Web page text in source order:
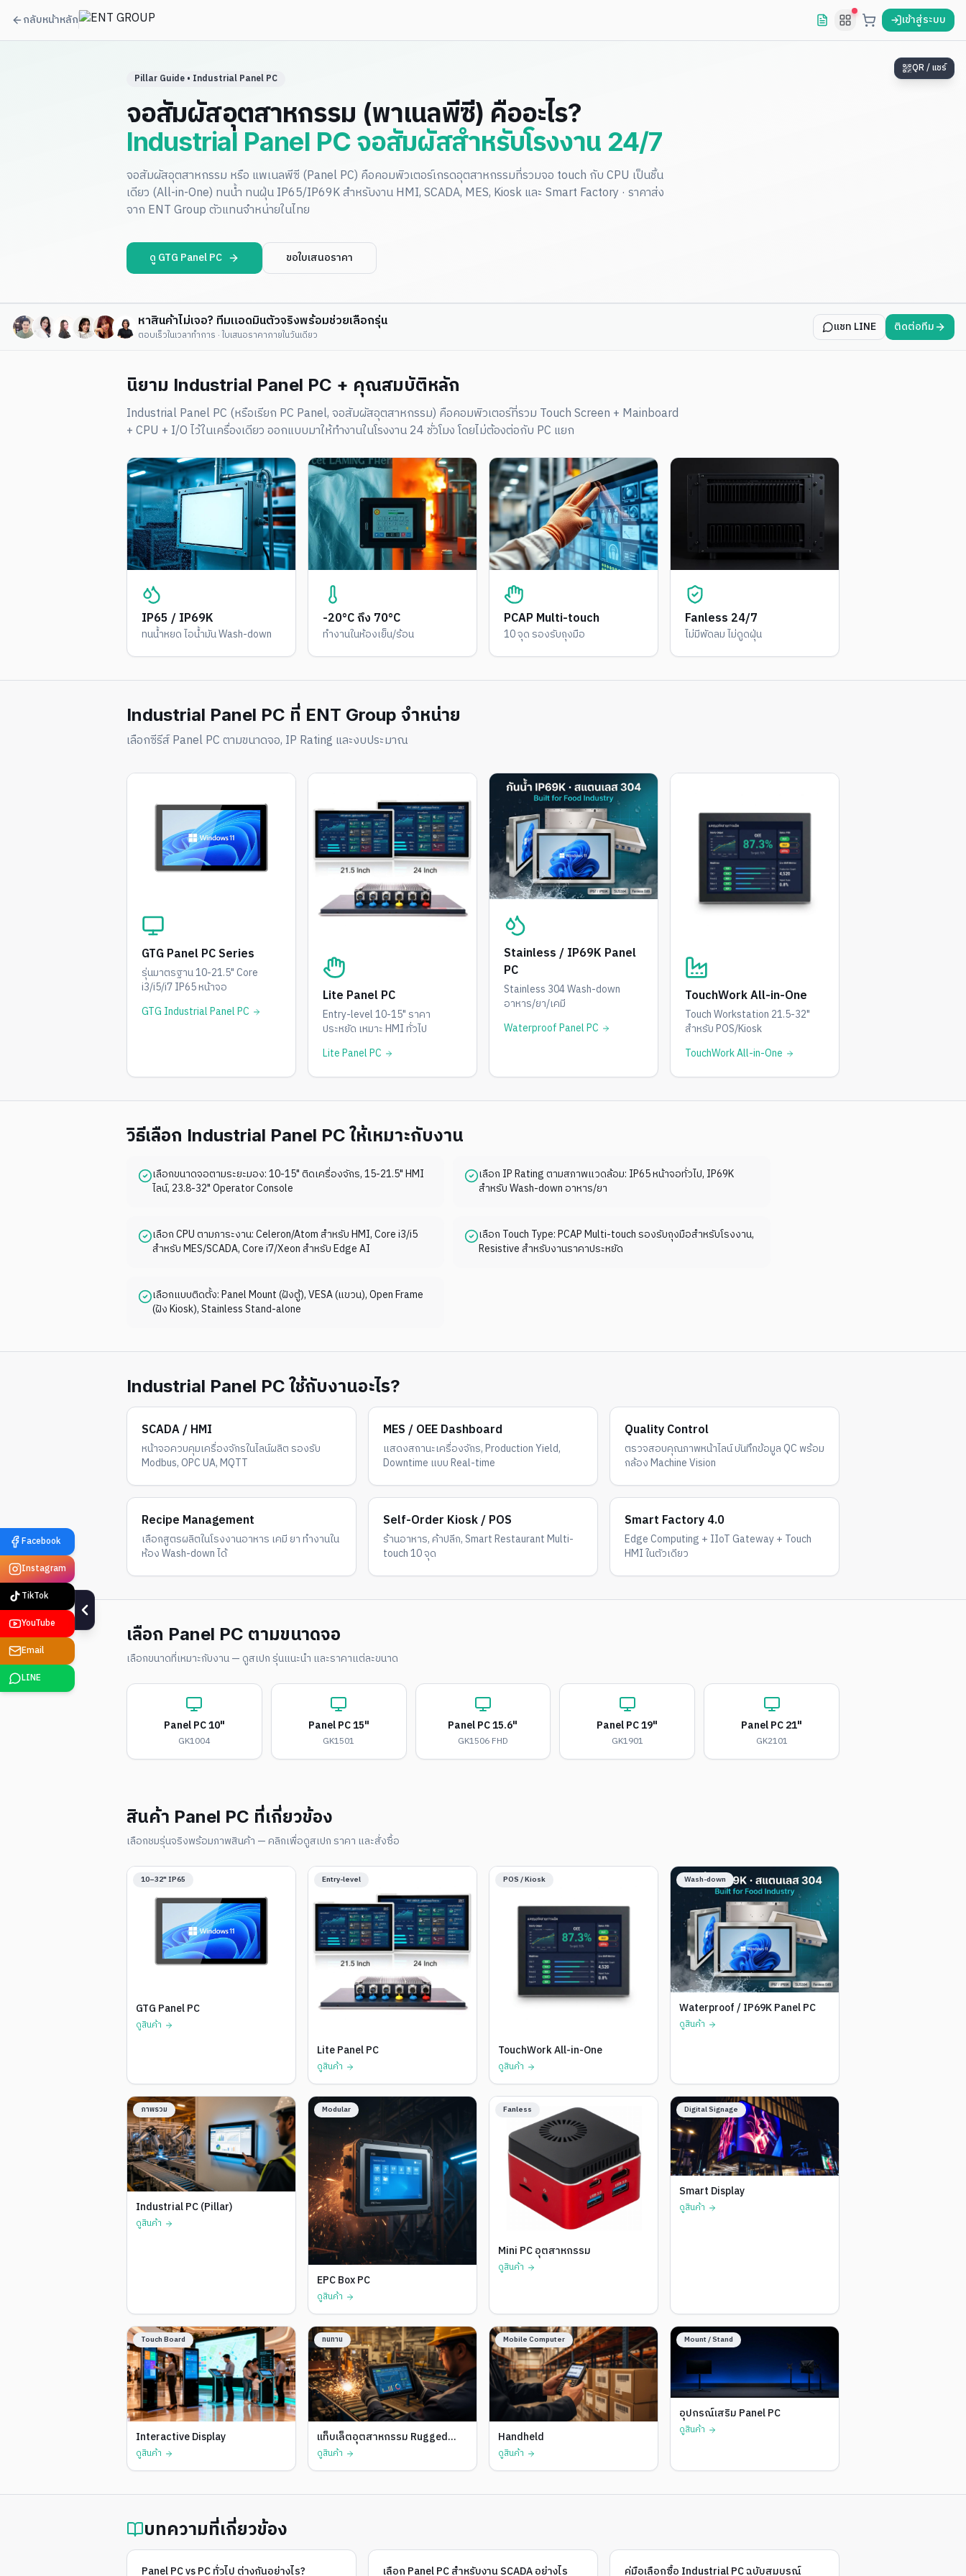
กลับหน้าหลัก เข้าสู่ระบบ
Pillar Guide • Industrial Panel PC
จอสัมผัสอุตสาหกรรม (พาเนลพีซี) คืออะไร?
Industrial Panel PC จอสัมผัสสำหรับโรงงาน 24/7
จอสัมผัสอุตสาหกรรม หรือ แพเนลพีซี (Panel PC) คือคอมพิวเตอร์เกรดอุตสาหกรรมที่รวมจอ touch กับ CPU เป็นชิ้น
เดียว (All-in-One) ทนน้ำ ทนฝุ่น IP65/IP69K สำหรับงาน HMI, SCADA, MES, Kiosk และ Smart Factory · ราคาส่ง
จาก ENT Group ตัวแทนจำหน่ายในไทย
ดู GTG Panel PC ขอใบเสนอราคา
หาสินค้าไม่เจอ? ทีมแอดมินตัวจริงพร้อมช่วยเลือกรุ่น
ตอบเร็วในเวลาทำการ · ใบเสนอราคาภายในวันเดียว
แชท LINE ติดต่อทีม
นิยาม Industrial Panel PC + คุณสมบัติหลัก
Industrial Panel PC (หรือเรียก PC Panel, จอสัมผัสอุตสาหกรรม) คือคอมพิวเตอร์ที่รวม Touch Screen + Mainboard
+ CPU + I/O ไว้ในเครื่องเดียว ออกแบบมาให้ทำงานในโรงงาน 24 ชั่วโมง โดยไม่ต้องต่อกับ PC แยก
IP65 / IP69K
ทนน้ำหยด ไอน้ำมัน Wash-down
-20°C ถึง 70°C
ทำงานในห้องเย็น/ร้อน
PCAP Multi-touch
10 จุด รองรับถุงมือ
Fanless 24/7
ไม่มีพัดลม ไม่ดูดฝุ่น
Industrial Panel PC ที่ ENT Group จำหน่าย
เลือกซีรีส์ Panel PC ตามขนาดจอ, IP Rating และงบประมาณ
GTG Panel PC Series
รุ่นมาตรฐาน 10-21.5" Core
i3/i5/i7 IP65 หน้าจอ
GTG Industrial Panel PC
Lite Panel PC
Entry-level 10-15" ราคา
ประหยัด เหมาะ HMI ทั่วไป
Lite Panel PC
Stainless / IP69K Panel
PC
Stainless 304 Wash-down
อาหาร/ยา/เคมี
Waterproof Panel PC
TouchWork All-in-One
Touch Workstation 21.5-32"
สำหรับ POS/Kiosk
TouchWork All-in-One
วิธีเลือก Industrial Panel PC ให้เหมาะกับงาน
เลือกขนาดจอตามระยะมอง: 10-15" ติดเครื่องจักร, 15-21.5" HMI
ไลน์, 23.8-32" Operator Console
เลือก IP Rating ตามสภาพแวดล้อม: IP65 หน้าจอทั่วไป, IP69K
สำหรับ Wash-down อาหาร/ยา
เลือก CPU ตามภาระงาน: Celeron/Atom สำหรับ HMI, Core i3/i5
สำหรับ MES/SCADA, Core i7/Xeon สำหรับ Edge AI
เลือก Touch Type: PCAP Multi-touch รองรับถุงมือสำหรับโรงงาน,
Resistive สำหรับงานราคาประหยัด
เลือกแบบติดตั้ง: Panel Mount (ฝังตู้), VESA (แขวน), Open Frame
(ฝัง Kiosk), Stainless Stand-alone
Industrial Panel PC ใช้กับงานอะไร?
SCADA / HMI
หน้าจอควบคุมเครื่องจักรในไลน์ผลิต รองรับ
Modbus, OPC UA, MQTT
MES / OEE Dashboard
แสดงสถานะเครื่องจักร, Production Yield,
Downtime แบบ Real-time
Quality Control
ตรวจสอบคุณภาพหน้าไลน์ บันทึกข้อมูล QC พร้อม
กล้อง Machine Vision
Recipe Management
เลือกสูตรผลิตในโรงงานอาหาร เคมี ยา ทำงานใน
ห้อง Wash-down ได้
Self-Order Kiosk / POS
ร้านอาหาร, ค้าปลีก, Smart Restaurant Multi-
touch 10 จุด
Smart Factory 4.0
Edge Computing + IIoT Gateway + Touch
HMI ในตัวเดียว
เลือก Panel PC ตามขนาดจอ
เลือกขนาดที่เหมาะกับงาน — ดูสเปก รุ่นแนะนำ และราคาแต่ละขนาด
Panel PC 10"
GK1004
Panel PC 15"
GK1501
Panel PC 15.6"
GK1506 FHD
Panel PC 19"
GK1901
Panel PC 21"
GK2101
สินค้า Panel PC ที่เกี่ยวข้อง
เลือกชมรุ่นจริงพร้อมภาพสินค้า — คลิกเพื่อดูสเปก ราคา และสั่งซื้อ
10–32" IP65
GTG Panel PC
ดูสินค้า
Entry-level
Lite Panel PC
ดูสินค้า
POS / Kiosk
TouchWork All-in-One
ดูสินค้า
Wash-down
Waterproof / IP69K Panel PC
ดูสินค้า
ภาพรวม
Industrial PC (Pillar)
ดูสินค้า
Modular
EPC Box PC
ดูสินค้า
Fanless
Mini PC อุตสาหกรรม
ดูสินค้า
Digital Signage
Smart Display
ดูสินค้า
Touch Board
Interactive Display
ดูสินค้า
ทนทาน
แท็บเล็ตอุตสาหกรรม Rugged
Tablet
ดูสินค้า
Mobile Computer
Handheld
ดูสินค้า
Mount / Stand
อุปกรณ์เสริม Panel PC
ดูสินค้า
บทความที่เกี่ยวข้อง
Panel PC vs PC ทั่วไป ต่างกันอย่างไร? เลือก Panel PC สำหรับงาน SCADA อย่างไร คู่มือเลือกซื้อ Industrial PC ฉบับสมบูรณ์
QR / แชร์